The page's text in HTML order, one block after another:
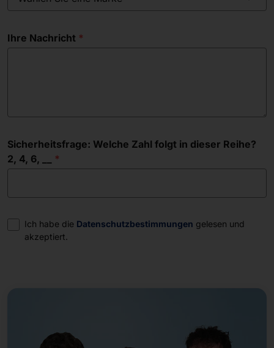
Ihre Nachricht
Sicherheitsfrage: Welche Zahl folgt in dieser Reihe?
2, 4, 6, __
Einwilligung
Ich habe die Datenschutzbestimmungen gelesen und
akzeptiert.